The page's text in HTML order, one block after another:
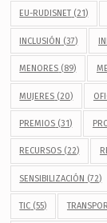
EU-RUDISNET (21)
INCLUSIÓN (37)
MENORES (89)
MUJERES (20)
PREMIOS (31)
RECURSOS (22)
SENSIBILIZACIÓN (72)
TIC (55)